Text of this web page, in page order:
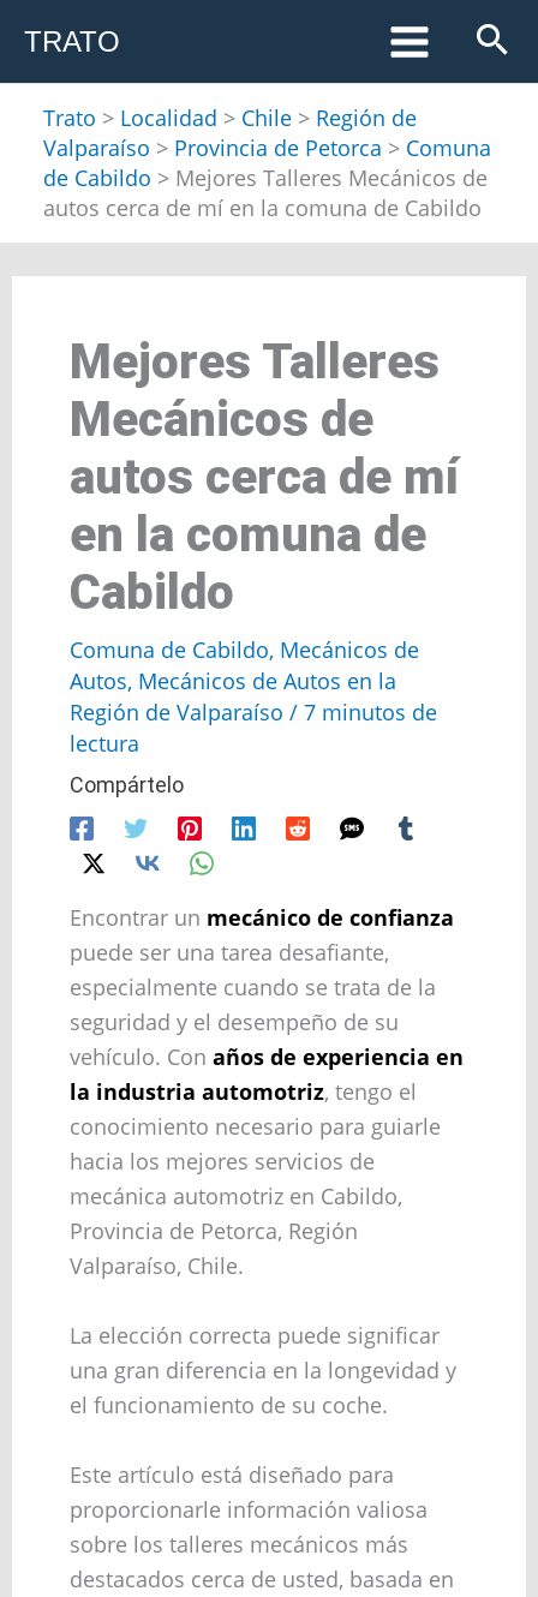
contenido
TRATO
Trato > Localidad > Chile > Región de
Valparaíso > Provincia de Petorca > Comuna
de Cabildo > Mejores Talleres Mecánicos de
autos cerca de mí en la comuna de Cabildo
Mejores Talleres
Mecánicos de
autos cerca de mí
en la comuna de
Cabildo
Comuna de Cabildo, Mecánicos de
Autos, Mecánicos de Autos en la
Región de Valparaíso / 7 minutos de
lectura
Compártelo
Encontrar un mecánico de confianza
puede ser una tarea desafiante,
especialmente cuando se trata de la
seguridad y el desempeño de su
vehículo. Con años de experiencia en
la industria automotriz, tengo el
conocimiento necesario para guiarle
hacia los mejores servicios de
mecánica automotriz en Cabildo,
Provincia de Petorca, Región
Valparaíso, Chile.
La elección correcta puede significar
una gran diferencia en la longevidad y
el funcionamiento de su coche.
Este artículo está diseñado para
proporcionarle información valiosa
sobre los talleres mecánicos más
destacados cerca de usted, basada en